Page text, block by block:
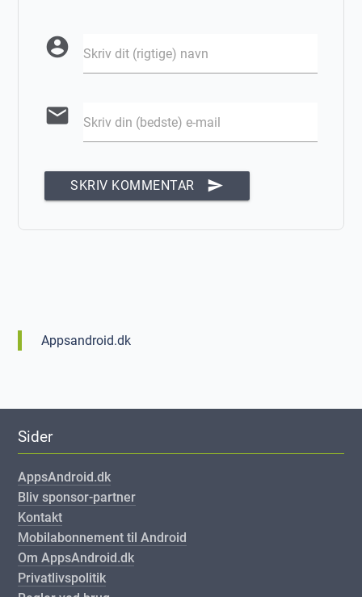
account_circle Skriv dit (rigtige) navn
email Skriv din (bedste) e-mail
SKRIV KOMMENTAR send
Appsandroid.dk
Sider
AppsAndroid.dk
Bliv sponsor-partner
Kontakt
Mobilabonnement til Android
Om AppsAndroid.dk
Privatlivspolitik